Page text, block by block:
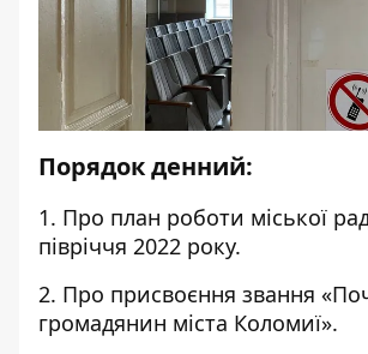
Порядок денний:
1. Про план роботи міської
півріччя 2022 року.
2. Про присвоєння звання
громадянин міста Коломиї».